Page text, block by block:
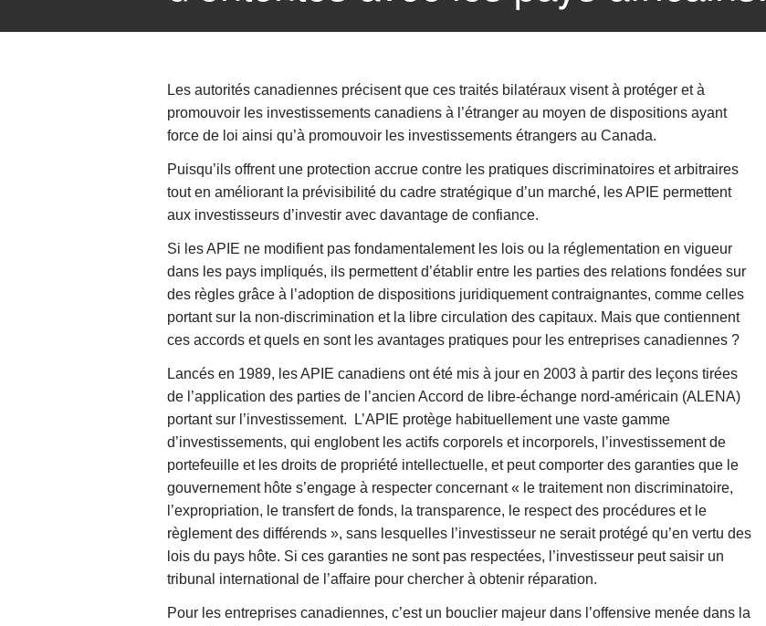
Les autorités canadiennes précisent que ces traités bilatéraux visent à protéger et à
promouvoir les investissements canadiens à l’étranger au moyen de dispositions ayant
force de loi ainsi qu’à promouvoir les investissements étrangers au Canada.
Puisqu’ils offrent une protection accrue contre les pratiques discriminatoires et arbitraires
tout en améliorant la prévisibilité du cadre stratégique d’un marché, les APIE permettent
aux investisseurs d’investir avec davantage de confiance.
Si les APIE ne modifient pas fondamentalement les lois ou la réglementation en vigueur
dans les pays impliqués, ils permettent d’établir entre les parties des relations fondées sur
des règles grâce à l’adoption de dispositions juridiquement contraignantes, comme celles
portant sur la non-discrimination et la libre circulation des capitaux. Mais que contiennent
ces accords et quels en sont les avantages pratiques pour les entreprises canadiennes ?
Lancés en 1989, les APIE canadiens ont été mis à jour en 2003 à partir des leçons tirées
de l’application des parties de l’ancien Accord de libre-échange nord-américain (ALENA)
portant sur l’investissement.
L’APIE protège habituellement une vaste gamme
d’investissements, qui englobent les actifs corporels et incorporels, l’investissement de
portefeuille et les droits de propriété intellectuelle, et peut comporter des garanties que le
gouvernement hôte s’engage à respecter concernant « le traitement non discriminatoire,
l’expropriation, le transfert de fonds, la transparence, le respect des procédures et le
règlement des différends », sans lesquelles l’investisseur ne serait protégé qu’en vertu des
lois du pays hôte. Si ces garanties ne sont pas respectées, l’investisseur peut saisir un
tribunal international de l’affaire pour chercher à obtenir réparation.
Pour les entreprises canadiennes, c’est un bouclier majeur dans l’offensive menée dans la